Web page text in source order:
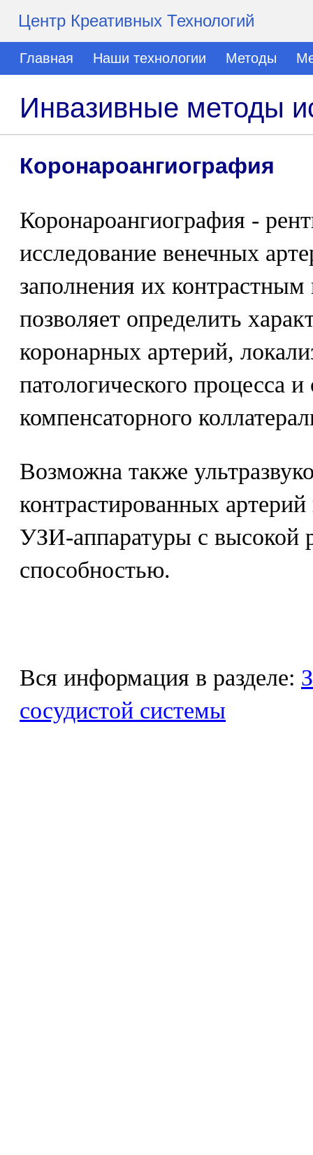
Центр Креативных Технологий
Главная Наши технологии Методы
Инвазивные методы
Коронароангиография
Коронароангиография -
исследование венечных
заполнения их
позволяет определить
коронарных артерий,
патологического процесса и
компенсаторного
Возможна также
контрастированных
УЗИ-аппаратуры с высокой
способностью.
Вся информация в разделе:
сосудистой системы